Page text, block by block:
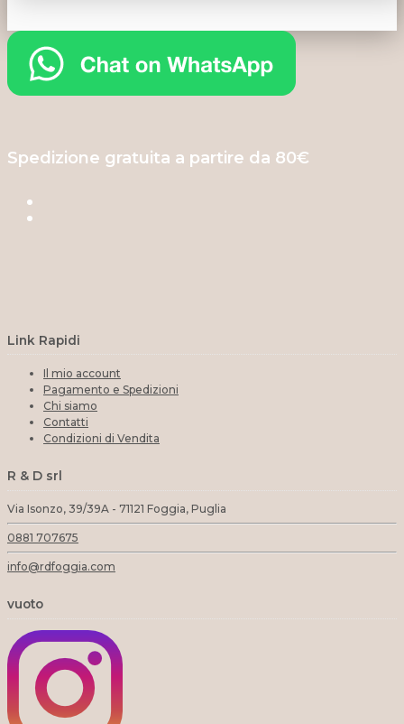
Spedizione gratuita a partire da 80€
Link Rapidi
Il mio account
Pagamento e Spedizioni
Chi siamo
Contatti
Condizioni di Vendita
R & D srl
Via Isonzo, 39/39A - 71121 Foggia, Puglia
0881 707675
info@rdfoggia.com
vuoto